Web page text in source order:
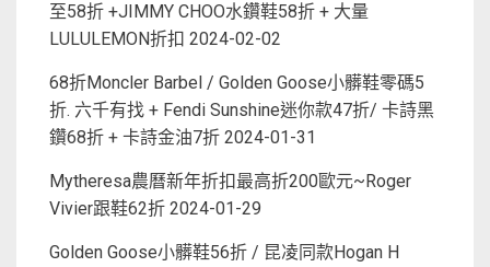
至58折 +JIMMY CHOO水鑽鞋58折 + 大量
LULULEMON折扣 2024-02-02
68折Moncler Barbel / Golden Goose小髒鞋零碼5
折. 六千有找 + Fendi Sunshine迷你款47折/ 卡詩黑
鑽68折 + 卡詩金油7折 2024-01-31
Mytheresa農曆新年折扣最高折200歐元~Roger
Vivier跟鞋62折 2024-01-29
Golden Goose小髒鞋56折 / 昆凌同款Hogan H